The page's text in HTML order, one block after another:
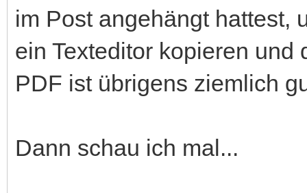
im Post angehängt hattest,
ein Texteditor kopieren
PDF ist übrigens ziemlich
Dann schau ich mal...